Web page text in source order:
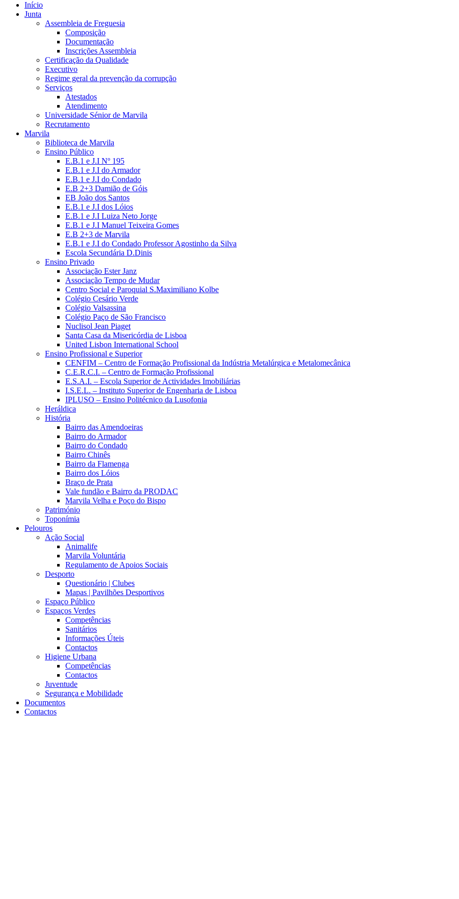
Início
Junta
Assembleia de Freguesia
Composição
Documentação
Inscrições Assembleia
Certificação da Qualidade
Executivo
Regime geral da prevenção da corrupção
Serviços
Atestados
Atendimento
Universidade Sénior de Marvila
Recrutamento
Marvila
Biblioteca de Marvila
Ensino Público
E.B.1 e J.I Nº 195
E.B.1 e J.I do Armador
E.B.1 e J.I do Condado
E.B 2+3 Damião de Góis
EB João dos Santos
E.B.1 e J.I dos Lóios
E.B.1 e J.I Luiza Neto Jorge
E.B.1 e J.I Manuel Teixeira Gomes
E.B 2+3 de Marvila
E.B.1 e J.I do Condado Professor Agostinho da Silva
Escola Secundária D.Dinis
Ensino Privado
Associação Ester Janz
Associação Tempo de Mudar
Centro Social e Paroquial S.Maximiliano Kolbe
Colégio Cesário Verde
Colégio Valsassina
Colégio Paço de São Francisco
Nuclisol Jean Piaget
Santa Casa da Misericórdia de Lisboa
United Lisbon International School
Ensino Profissional e Superior
CENFIM – Centro de Formação Profissional da Indústria Metalúrgica e Metalomecânica
C.E.R.C.I. – Centro de Formação Profissional
E.S.A.I. – Escola Superior de Actividades Imobiliárias
I.S.E.L. – Instituto Superior de Engenharia de Lisboa
IPLUSO – Ensino Politécnico da Lusofonia
Heráldica
História
Bairro das Amendoeiras
Bairro do Armador
Bairro do Condado
Bairro Chinês
Bairro da Flamenga
Bairro dos Lóios
Braço de Prata
Vale fundão e Bairro da PRODAC
Marvila Velha e Poço do Bispo
Património
Toponímia
Pelouros
Ação Social
Animalife
Marvila Voluntária
Regulamento de Apoios Sociais
Desporto
Questionário | Clubes
Mapas | Pavilhões Desportivos
Espaço Público
Espaços Verdes
Competências
Sanitários
Informações Úteis
Contactos
Higiene Urbana
Competências
Contactos
Juventude
Segurança e Mobilidade
Documentos
Contactos